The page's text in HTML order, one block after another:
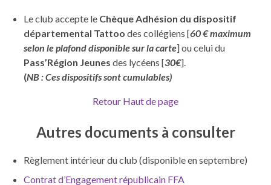
Le club accepte le Chèque Adhésion du dispositif
départemental Tattoo des collégiens [60 € maximum
selon le plafond disponible sur la carte] ou celui du
Pass’Région Jeunes des lycéens [30€].
(NB : Ces dispositifs sont cumulables)
Retour Haut de page
Autres documents à consulter
Règlement intérieur du club (disponible en septembre)
Contrat d’Engagement républicain FFA